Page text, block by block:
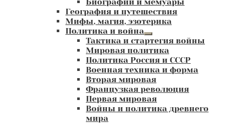
меню
География и путешествия
Мифы, магия, эзотерика
Политика и война
Развернутое
вложенное
меню
Тактика и стартегия войны
Мировая политика
Политика Россия и СССР
Военная техника и форма
Вторая мировая
Французкая революция
Первая мировая
Войны и политика древнего
мира